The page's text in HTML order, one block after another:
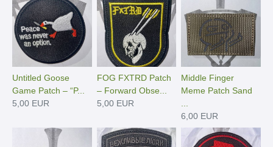
Untitled Goose
Game Patch – “P...
5,00 EUR
FOG FXTRD Patch
– Forward Obse...
5,00 EUR
Middle Finger
Meme Patch Sand
...
6,00 EUR